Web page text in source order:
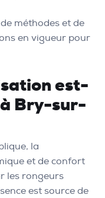
méthodes et de
en vigueur pour
est-
Bry-sur-
la
et de confort
les rongeurs
est source de